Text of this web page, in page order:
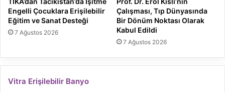
Engelli Çocuklara Erişilebilir
Eğitim ve Sanat Desteği
7 Ağustos 2026
Çalışması, Tıp Dünyasında
Bir Dönüm Noktası Olarak
Kabul Edildi
7 Ağustos 2026
Vitra Erişilebilir Banyo